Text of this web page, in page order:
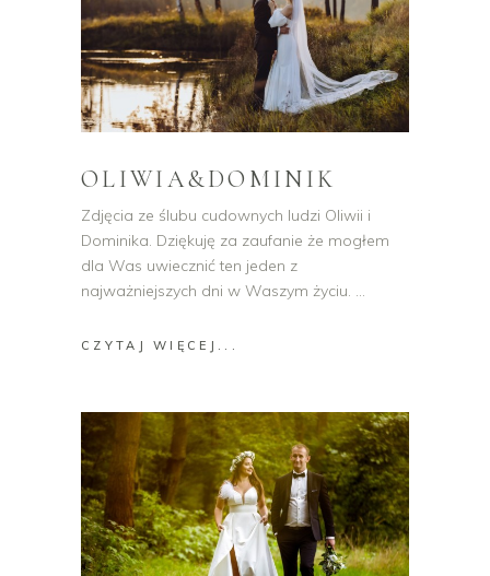
OLIWIA&DOMINIK
Zdjęcia ze ślubu cudownych ludzi Oliwii i
Dominika. Dziękuję za zaufanie że mogłem
dla Was uwiecznić ten jeden z
najważniejszych dni w Waszym życiu.
CZYTAJ WIĘCEJ...